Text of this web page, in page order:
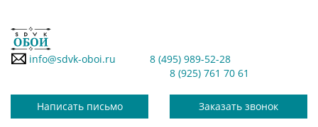
info@sdvk-oboi.ru
8 (495) 989-52-28
8 (925) 761 70 61
Написать письмо Заказать звонок